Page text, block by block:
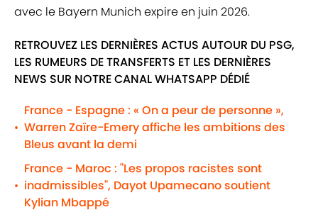
avec le Bayern Munich expire en juin 2026.
RETROUVEZ LES DERNIÈRES ACTUS AUTOUR DU PSG,
LES RUMEURS DE TRANSFERTS ET LES DERNIÈRES
NEWS SUR NOTRE CANAL WHATSAPP DÉDIÉ
•
France - Espagne : « On a peur de personne »,
Warren Zaïre-Emery affiche les ambitions des
Bleus avant la demi
•
France - Maroc : "Les propos racistes sont
inadmissibles", Dayot Upamecano soutient
Kylian Mbappé